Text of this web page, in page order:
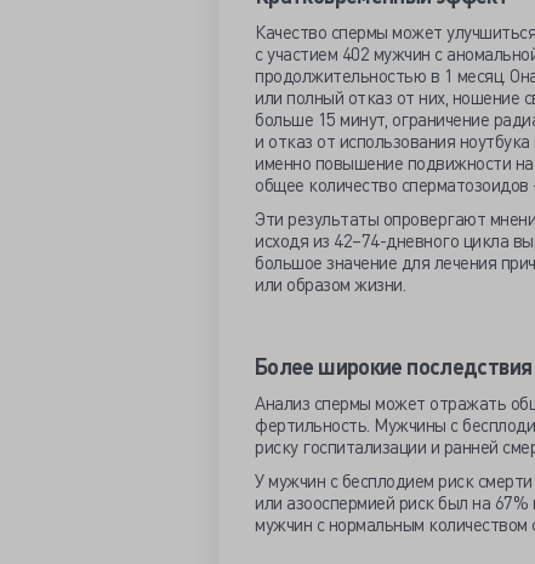
Качество спермы может
с участием 402 мужчин с
продолжительностью в 1 месяц.
или полный отказ от них, ношение
больше 15 минут, ограничение
и отказ от использования
именно повышение подвижности
общее количество
Эти результаты опровергают
исходя из 42–74-дневного цикла
большое значение для лечения
или образом жизни.
Более широкие последствия
Анализ спермы может отражать
фертильность. Мужчины с
риску госпитализации и ранней
У мужчин с бесплодием риск
или азооспермией риск был на
мужчин с нормальным количеством